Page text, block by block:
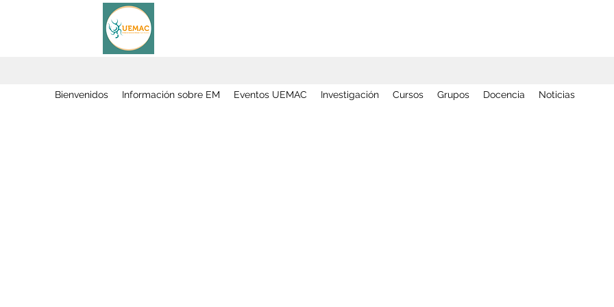
Bienvenidos Información sobre EM Eventos UEMAC Investigación Cursos Grupos Docencia Noticias